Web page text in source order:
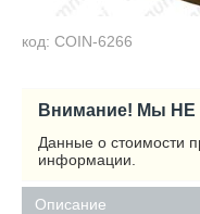
код: COIN-6266
Внимание! Мы НЕ
Данные о стоимости
информации.
Описание